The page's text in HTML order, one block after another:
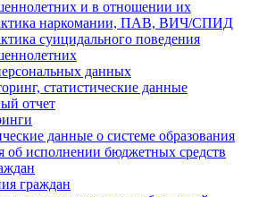
и в отношении их
наркомании, ПАВ, ВИЧ/СПИД
суицидального поведения
данных
статистические данные
отчет
данные о системе образования
об исполнении бюджетных средств
граждан